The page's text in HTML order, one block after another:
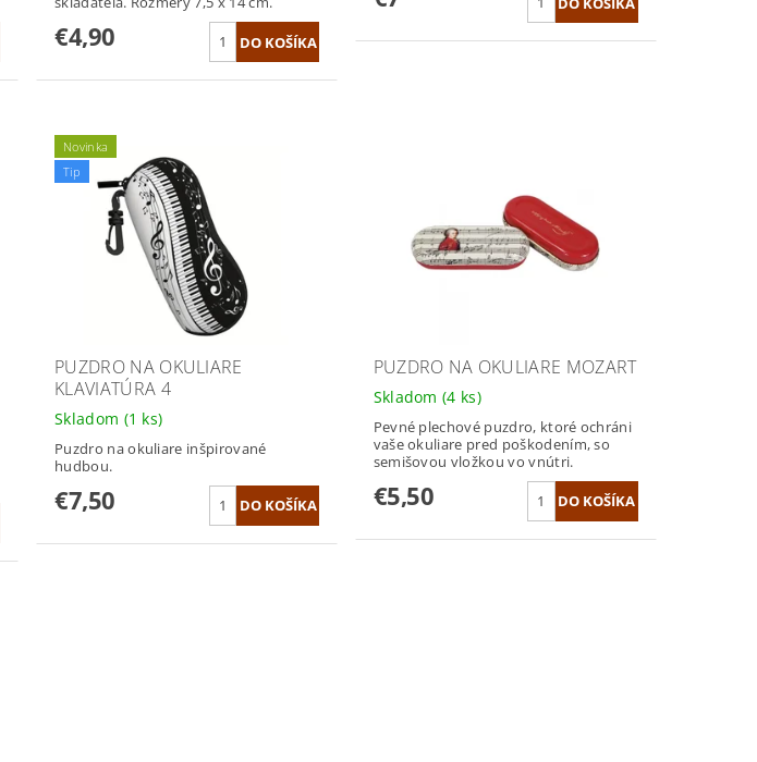
€4,90
Novinka
Tip
PUZDRO NA OKULIARE
KLAVIATÚRA 4
Skladom (1 ks)
Puzdro na okuliare inšpirované
hudbou.
€7,50
PUZDRO NA OKULIARE MOZART
Skladom(4 ks)
Pevné plechové puzdro, ktoré ochráni
vaše okuliare pred poškodením, so
semišovou vložkou vo vnútri.
€5,50